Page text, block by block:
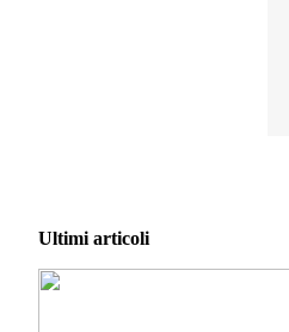
Ultimi articoli